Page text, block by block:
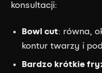
konsultacji:
Bowl cut: równa,
kontur twarzy i
Bardzo krótkie